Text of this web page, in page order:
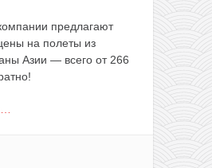
предлагают
на полеты из
Азии — всего от 266